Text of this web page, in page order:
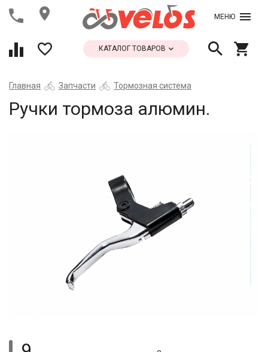
МЕНЮ
КАТАЛОГ ТОВАРОВ
Главная Запчасти Тормозная система
Ручки тормоза алюмин.